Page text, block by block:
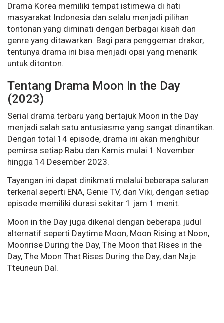
Drama Korea memiliki tempat istimewa di hati
masyarakat Indonesia dan selalu menjadi pilihan
tontonan yang diminati dengan berbagai kisah dan
genre yang ditawarkan. Bagi para penggemar drakor,
tentunya drama ini bisa menjadi opsi yang menarik
untuk ditonton.
Tentang Drama Moon in the Day
(2023)
Serial drama terbaru yang bertajuk Moon in the Day
menjadi salah satu antusiasme yang sangat dinantikan.
Dengan total 14 episode, drama ini akan menghibur
pemirsa setiap Rabu dan Kamis mulai 1 November
hingga 14 Desember 2023.
Tayangan ini dapat dinikmati melalui beberapa saluran
terkenal seperti ENA, Genie TV, dan Viki, dengan setiap
episode memiliki durasi sekitar 1 jam 1 menit.
Moon in the Day juga dikenal dengan beberapa judul
alternatif seperti Daytime Moon, Moon Rising at Noon,
Moonrise During the Day, The Moon that Rises in the
Day, The Moon That Rises During the Day, dan Naje
Tteuneun Dal.